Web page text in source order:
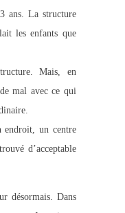
ans. La structure
les enfants que
Mais, en
mal avec ce qui
endroit, un centre
d’acceptable
désormais. Dans